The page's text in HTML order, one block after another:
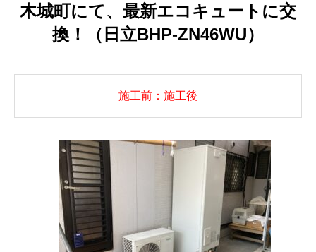
木城町にて、最新エコキュートに交
換！（日立BHP-ZN46WU）
施工前：施工後